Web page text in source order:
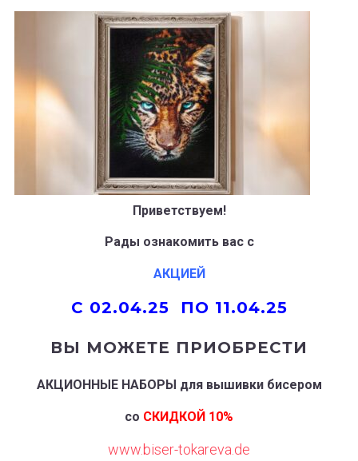
Приветствуем!
Рады ознакомить вас с
АКЦИЕЙ
C 02.04.25 ПО 11.04.25
ВЫ МОЖЕТЕ ПРИОБРЕСТИ
АКЦИОННЫЕ НАБОРЫ для вышивки бисером
со СКИДКОЙ 10%
www.biser-tokareva.de